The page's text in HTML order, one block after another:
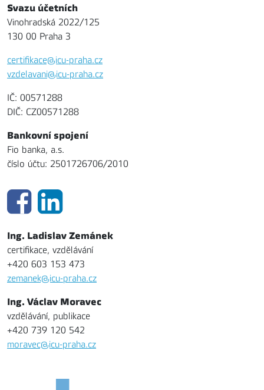
Svazu účetních
Vinohradská 2022/125
130 00 Praha 3
certifikace@icu-praha.cz
vzdelavani@icu-praha.cz
IČ: 00571288
DIČ: CZ00571288
Bankovní spojení
Fio banka, a.s.
číslo účtu: 2501726706/2010
Ing. Ladislav Zemánek
certifikace, vzdělávání
+420 603 153 473
zemanek@icu-praha.cz
Ing. Václav Moravec
vzdělávání, publikace
+420 739 120 542
moravec@icu-praha.cz